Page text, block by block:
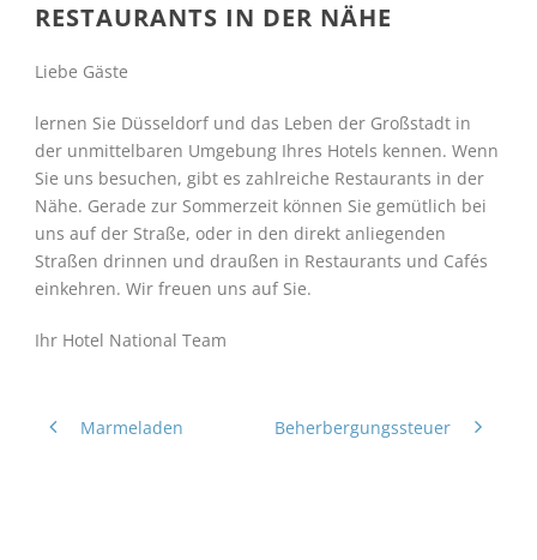
RESTAURANTS IN DER NÄHE
Liebe Gäste
lernen Sie Düsseldorf und das Leben der Großstadt in
der unmittelbaren Umgebung Ihres Hotels kennen. Wenn
Sie uns besuchen, gibt es zahlreiche Restaurants in der
Nähe. Gerade zur Sommerzeit können Sie gemütlich bei
uns auf der Straße, oder in den direkt anliegenden
Straßen drinnen und draußen in Restaurants und Cafés
einkehren. Wir freuen uns auf Sie.
Ihr Hotel National Team
Marmeladen Beherbergungssteuer